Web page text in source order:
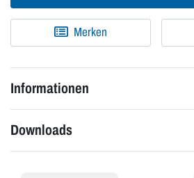
Merken
Informationen
Downloads